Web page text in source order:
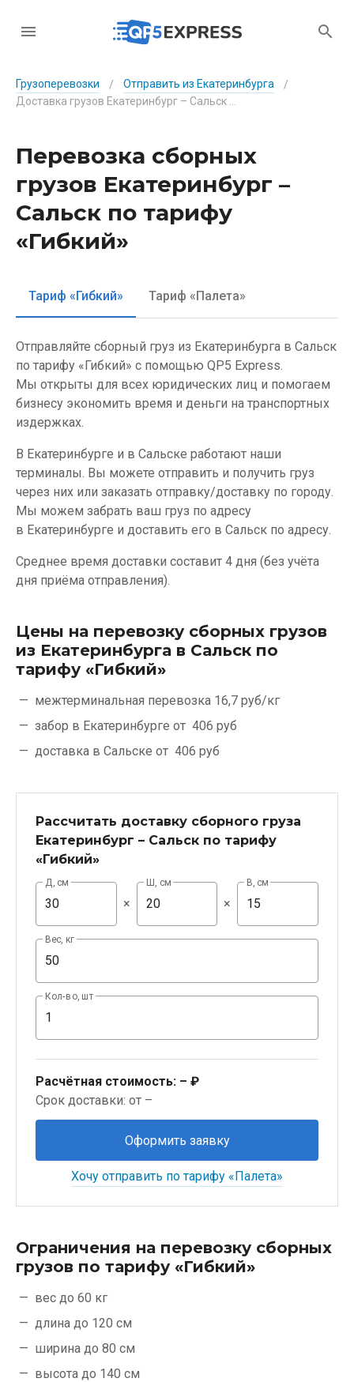
Грузоперевозки / Отправить из Екатеринбурга
/
Перевозка сборных
грузов Екатеринбург –
Сальск по тарифу
«Гибкий»
Тариф «Гибкий» Тариф «Палета»
Отправляйте сборный груз из Екатеринбурга в Сальск
по тарифу «Гибкий» с помощью QP5 Express.
Мы открыты для всех юридических лиц и помогаем
бизнесу экономить время и деньги на транспортных
издержках.
В Екатеринбурге и в Сальске работают наши
терминалы. Вы можете отправить и получить груз
через них или заказать отправку/доставку по городу.
Мы можем забрать ваш груз по адресу
в Екатеринбурге и доставить его в Сальск по адресу.
Среднее время доставки составит 4 дня (без учёта
дня приёма отправления).
Цены на перевозку сборных грузов
из Екатеринбурга в Сальск по
тарифу «Гибкий»
межтерминальная перевозка 16,7 руб/кг
забор в Екатеринбурге от 406 руб
доставка в Сальске от 406 руб
Рассчитать доставку сборного груза
Екатеринбург – Сальск по тарифу
«Гибкий»
Д, см
×
Ш, см
×
В, см
Вес, кг
Кол-во, шт
Расчётная стоимость: – ₽
Срок доставки: от –
Оформить заявку
Хочу отправить по тарифу «Палета»
Ограничения на перевозку сборных
грузов по тарифу «Гибкий»
вес до 60 кг
длина до 120 см
ширина до 80 см
высота до 140 см